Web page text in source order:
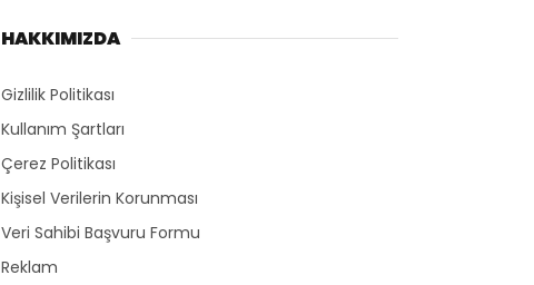
HAKKIMIZDA
Gizlilik Politikası
Kullanım Şartları
Çerez Politikası
Kişisel Verilerin Korunması
Veri Sahibi Başvuru Formu
Reklam